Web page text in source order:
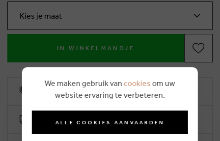
Kies je maat
IN WINKELMANDJE
10% klantenkorting
Gratis levering vanaf €50 (2-4 werkdagen)
We maken gebruik van cookies om uw
website ervaring te verbeteren.
ALLE COOKIES AANVAARDEN